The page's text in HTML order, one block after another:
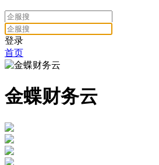
登录
首页
金蝶财务云